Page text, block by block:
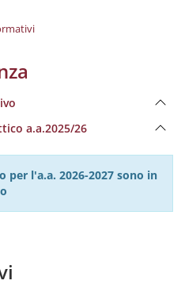
a.a.2025/26
per l'a.a. 2026-2027 sono in